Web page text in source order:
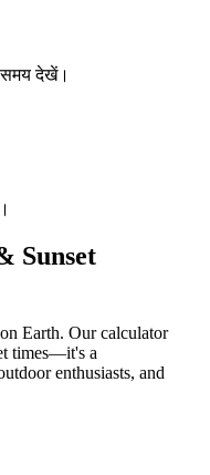
समय देखें।
Sunset
Earth. Our calculator
times—it's a
enthusiasts, and